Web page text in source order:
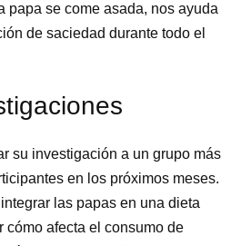
papa se come asada, nos ayuda
de saciedad durante todo el
su investigación a un grupo más
en los próximos meses.
las papas en una dieta
cómo afecta el consumo de